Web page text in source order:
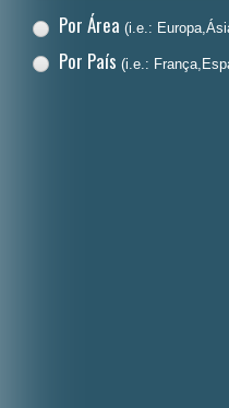
Nederlands
Dansk
Por Área (i.e.:
Por País (i.e.: